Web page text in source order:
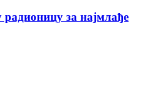
радионицу за најмлађе